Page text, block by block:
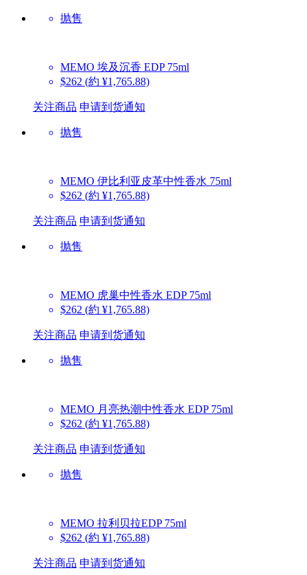
抛售
MEMO 埃及沉香 EDP 75ml
$262 (約 ¥1,765.88)
关注商品 申请到货通知
抛售
MEMO 伊比利亚皮革中性香水 75ml
$262 (約 ¥1,765.88)
关注商品 申请到货通知
抛售
MEMO 虎巢中性香水 EDP 75ml
$262 (約 ¥1,765.88)
关注商品 申请到货通知
抛售
MEMO 月亮热潮中性香水 EDP 75ml
$262 (約 ¥1,765.88)
关注商品 申请到货通知
抛售
MEMO 拉利贝拉EDP 75ml
$262 (約 ¥1,765.88)
关注商品 申请到货通知